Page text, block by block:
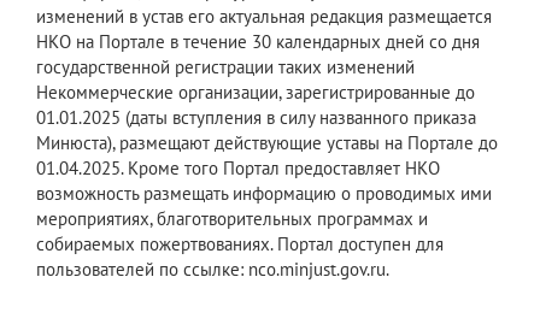
изменений в устав его актуальная редакция размещается
НКО на Портале в течение 30 календарных дней со дня
государственной регистрации таких изменений
Некоммерческие организации, зарегистрированные до
01.01.2025 (даты вступления в силу названного приказа
Минюста), размещают действующие уставы на Портале до
01.04.2025. Кроме того Портал предоставляет НКО
возможность размещать информацию о проводимых ими
мероприятиях, благотворительных программах и
собираемых пожертвованиях. Портал доступен для
пользователей по ссылке: nco.minjust.gov.ru.